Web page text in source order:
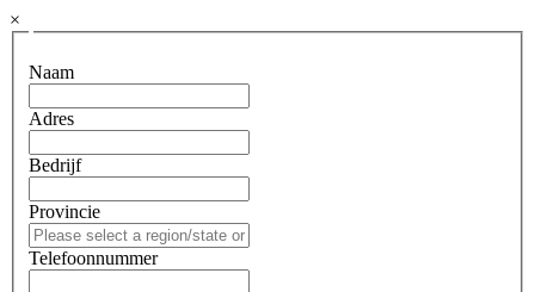
×
Naam
Adres
Bedrijf
Provincie
Telefoonnummer